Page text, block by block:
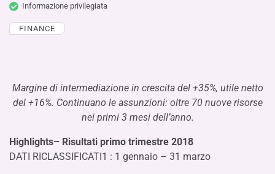
Informazione privilegiata
FINANCE
Margine di intermediazione in crescita del +35%, utile netto
del +16%. Continuano le assunzioni: oltre 70 nuove risorse
nei primi 3 mesi dell’anno.
Highlights– Risultati primo trimestre 2018
DATI RICLASSIFICATI1 : 1 gennaio – 31 marzo